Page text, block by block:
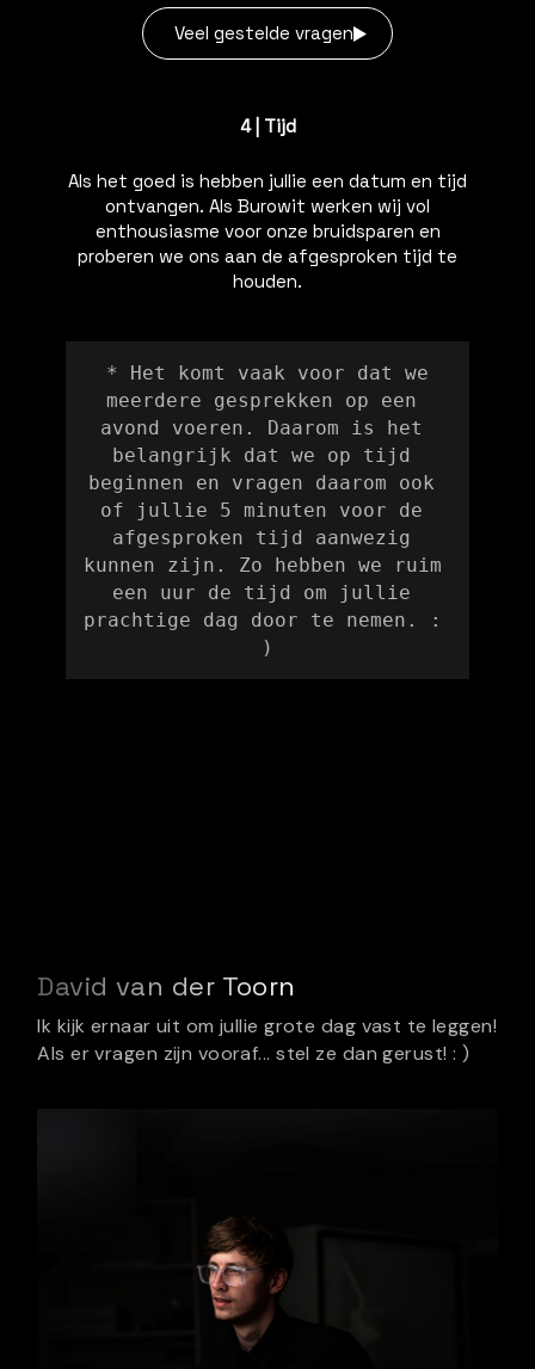
Veel gestelde vragen
4 | Tijd
Als het goed is hebben jullie een datum en tijd
ontvangen. Als Burowit werken wij vol
enthousiasme voor onze bruidsparen en
proberen we ons aan de afgesproken tijd te
houden.
meerdere gesprekken op een
avond voeren. Daarom is het
belangrijk dat we op tijd
beginnen en vragen daarom ook
of jullie 5 minuten voor de
afgesproken tijd aanwezig
kunnen zijn. Zo hebben we ruim
een uur de tijd om jullie
prachtige dag door te nemen. :
)
David van der Toorn
Ik kijk ernaar uit om jullie grote dag vast te leggen!
Als er vragen zijn vooraf... stel ze dan gerust! : )